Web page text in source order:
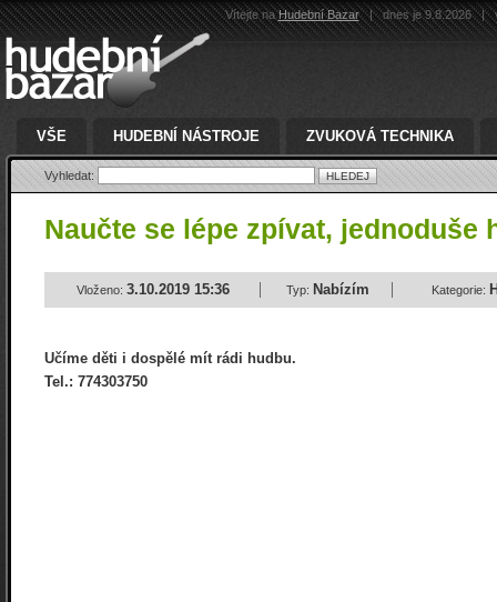
Vítejte naHudební Bazar | dnes je 9.8.2026 |
VŠE HUDEBNÍ NÁSTROJE ZVUKOVÁ TECHNIKA
Vyhledat:
Naučte se lépe zpívat, jednoduše
Vloženo: 3.10.2019 15:36 Typ: Nabízím Kategorie:
Učíme děti i dospělé mít rádi hudbu.
Tel.: 774303750